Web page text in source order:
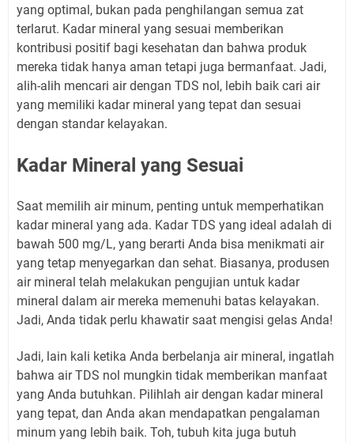
yang optimal, bukan pada penghilangan semua zat
terlarut. Kadar mineral yang sesuai memberikan
kontribusi positif bagi kesehatan dan bahwa produk
mereka tidak hanya aman tetapi juga bermanfaat. Jadi,
alih-alih mencari air dengan TDS nol, lebih baik cari air
yang memiliki kadar mineral yang tepat dan sesuai
dengan standar kelayakan.
Kadar Mineral yang Sesuai
Saat memilih air minum, penting untuk memperhatikan
kadar mineral yang ada. Kadar TDS yang ideal adalah di
bawah 500 mg/L, yang berarti Anda bisa menikmati air
yang tetap menyegarkan dan sehat. Biasanya, produsen
air mineral telah melakukan pengujian untuk kadar
mineral dalam air mereka memenuhi batas kelayakan.
Jadi, Anda tidak perlu khawatir saat mengisi gelas Anda!
Jadi, lain kali ketika Anda berbelanja air mineral, ingatlah
bahwa air TDS nol mungkin tidak memberikan manfaat
yang Anda butuhkan. Pilihlah air dengan kadar mineral
yang tepat, dan Anda akan mendapatkan pengalaman
minum yang lebih baik. Toh, tubuh kita juga butuh